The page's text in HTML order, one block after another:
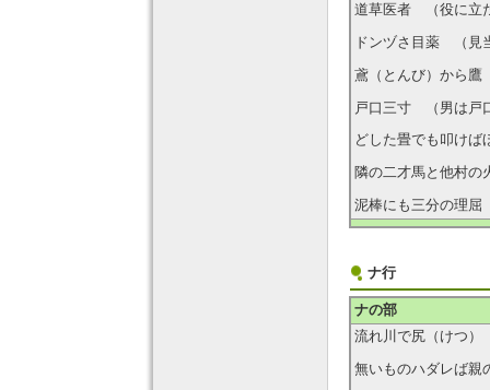
道草医者 （役に立
ドンヅさ目薬 （見
鳶（とんび）から鷹
戸口三寸 （男は戸
どした畳でも叩け
隣の二才馬と他村
泥棒にも三分の理
ナ行
ナの部
流れ川で尻（けつ
無いものハダレば